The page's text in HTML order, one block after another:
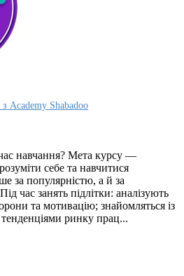
з Academy Shabadoo
навчання? Мета курсу —
себе та навчитися
за популярністю, а й за
час занять підлітки: аналізують
та мотивацію; знайомляться із
ринку прац...